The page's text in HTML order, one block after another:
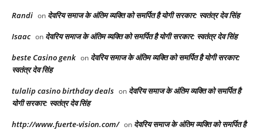
Randi on देवरिय समाज के अंतिम व्यक्ति को समर्पित है योगी सरकार: स्वतंत्र देव सिंह
Isaac on देवरिय समाज के अंतिम व्यक्ति को समर्पित है योगी सरकार: स्वतंत्र देव सिंह
beste Casino genk on देवरिय समाज के अंतिम व्यक्ति को समर्पित है योगी सरकार:
स्वतंत्र देव सिंह
tulalip casino birthday deals on देवरिय समाज के अंतिम व्यक्ति को समर्पित है
योगी सरकार: स्वतंत्र देव सिंह
http://www.fuerte-vision.com/ on देवरिय समाज के अंतिम व्यक्ति को समर्पित है